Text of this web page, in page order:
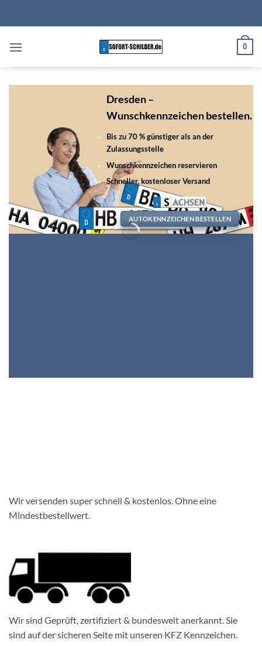
0
Dresden –
Wunschkennzeichen bestellen.
Bis zu 70 % günstiger als an der
Zulassungsstelle
Wunschkennzeichen reservieren
Schneller, kostenloser Versand
AUTOKENNZEICHEN BESTELLEN
Wir versenden super schnell & kostenlos. Ohne eine
Mindestbestellwert.
Wir sind Geprüft, zertifiziert & bundesweit anerkannt. Sie
sind auf der sicheren Seite mit unseren KFZ Kennzeichen.